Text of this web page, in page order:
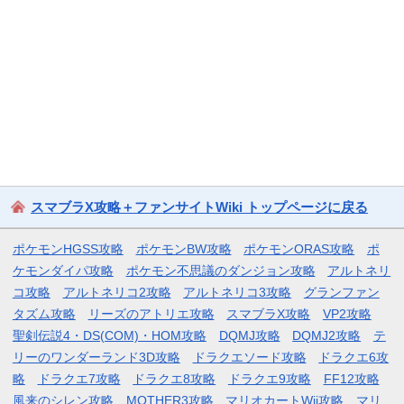
スマブラX攻略＋ファンサイトWiki トップページに戻る
ポケモンHGSS攻略 ポケモンBW攻略 ポケモンORAS攻略
ポ
ケモンダイパ攻略
ポケモン不思議のダンジョン攻略
アルトネリ
コ攻略
アルトネリコ2攻略 アルトネリコ3攻略
グランファン
タズム攻略
リーズのアトリエ攻略 スマブラX攻略
VP2攻略
聖剣伝説4・DS(COM)・HOM攻略
DQMJ攻略 DQMJ2攻略
テ
リーのワンダーランド3D攻略
ドラクエソード攻略
ドラクエ6攻
略
ドラクエ7攻略 ドラクエ8攻略 ドラクエ9攻略
FF12攻略
風来のシレン攻略
MOTHER3攻略 マリオカートWii攻略 マリ